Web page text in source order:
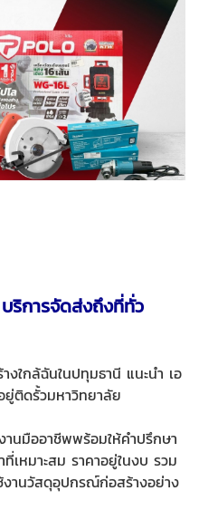
ริการจัดส่งถึงที่ทั่ว
งใกล้ฉันในปทุมธานี แนะนำ เอ
ยู่ติดรั้วมหาวิทยาลัย
นมืออาชีพพร้อมให้คำปรึกษา
เหมาะสม ราคาอยู่ในงบ รวม
งานวัสดุอุปกรณ์ก่อสร้างอย่าง